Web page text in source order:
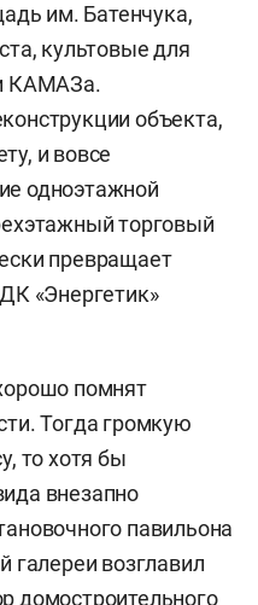
им. Батенчука,
культовые для
КАМАЗа.
объекта,
и вовсе
одноэтажной
торговый
превращает
«Энергетик»
помнят
Тогда громкую
то хотя бы
внезапно
павильона
галереи возглавил
домостроительного